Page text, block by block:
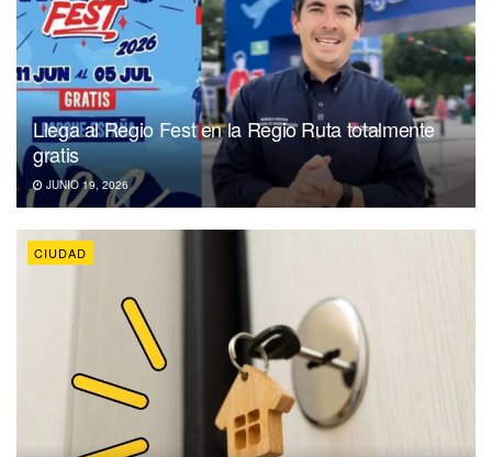
Llega al Regio Fest en la Regio Ruta totalmente
gratis
JUNIO 19, 2026
CIUDAD